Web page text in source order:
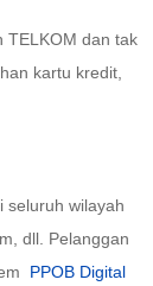
TELKOM dan tak
kartu kredit,
seluruh wilayah
dll. Pelanggan
PPOB Digital